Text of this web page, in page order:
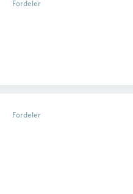
Fordeler
Fordeler